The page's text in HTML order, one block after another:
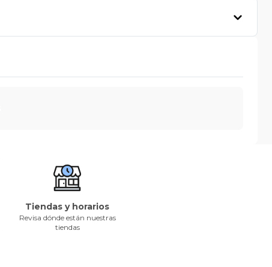
Tiendas y horarios
Revisa dónde están nuestras
tiendas